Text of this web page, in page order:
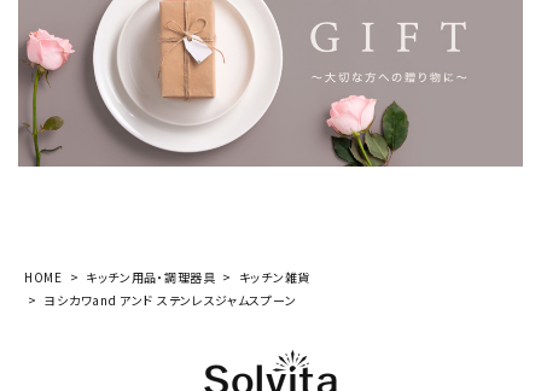
HOME キッチン用品・調理器具
キッチン雑貨
ヨシカワand アンド ステンレスジャムスプーン